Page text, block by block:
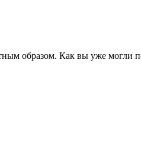
образом. Как вы уже могли